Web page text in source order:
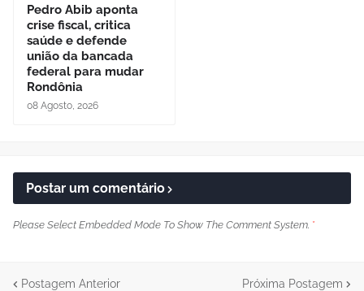
Pedro Abib aponta
crise fiscal, critica
saúde e defende
união da bancada
federal para mudar
Rondônia
08 Agosto, 2026
Postar um comentário
Please Select Embedded Mode To Show The Comment System. *
Postagem Anterior Próxima Postagem